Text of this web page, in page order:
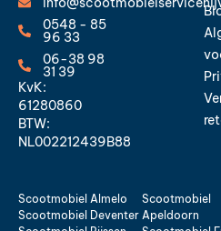
0548 - 85
96 33
06-38 98
31 39
KvK:
61280860
BTW:
NL002212439B88
Scootmobiel Almelo
Scootmobiel Deventer
Scootmobiel
Apeldoorn